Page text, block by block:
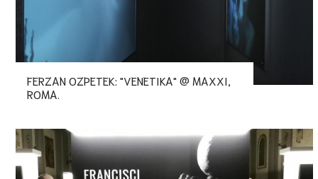
FERZAN OZPETEK: "VENETIKA" @ MAXXI,
ROMA.